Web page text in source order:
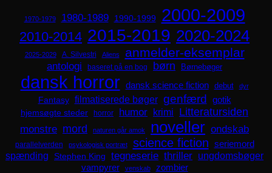
1970-1979 1980-1989 1990-1999 2000-2009
2010-2014 2015-2019 2020-2024
2025-2029 A. Silvestri Aliens anmelder-eksemplar
antologi baseret på en bog børn Børnebøger
dansk horror dansk science fiction debut dyr
Fantasy filmatiserede bøger genfærd
gotik
hjemsøgte steder
horror humor krimi Litteratursiden
monstre mord naturen går amok noveller ondskab
parallelverden psykologisk portræt science fiction seriemord
spænding Stephen King tegneserie thriller ungdomsbøger
vampyrer venskab
zombier